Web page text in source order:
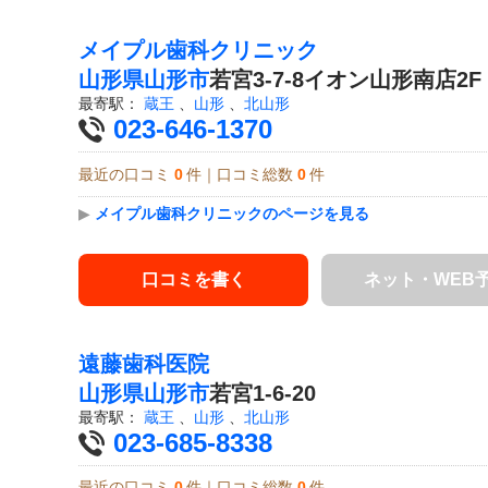
メイプル歯科クリニック
山形県山形市若宮3-7-8イオン山形南店2F
最寄駅： 蔵王 、 山形 、 北山形
023-646-1370
最近の口コミ 0 件｜口コミ総数 0 件
▶ メイプル歯科クリニックのページを見る
口コミを書く ネット・WEB
遠藤歯科医院
山形県山形市若宮1-6-20
最寄駅： 蔵王 山形 北山形
023-685-8338